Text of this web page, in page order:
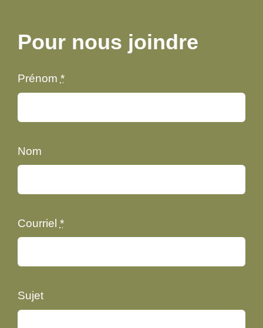
Pour nous joindre
Prénom *
Nom
Courriel *
Sujet